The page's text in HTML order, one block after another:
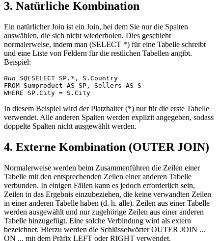
3. Natürliche Kombination
Ein natürlicher Join ist ein Join, bei dem Sie nur die Spalten
auswählen, die sich nicht wiederholen. Dies geschieht
normalerweise, indem man (SELECT *) für eine Tabelle schreibt
und eine Liste von Feldern für die restlichen Tabellen angibt.
Beispiel:
Run SQLSELECT SP.*, S.Country
FROM Sumproduct AS SP, Sellers AS S
In diesem Beispiel wird der Platzhalter (*) nur für die erste Tabelle
verwendet. Alle anderen Spalten werden explizit angegeben, sodass
doppelte Spalten nicht ausgewählt werden.
4. Externe Kombination (OUTER JOIN)
Normalerweise werden beim Zusammenführen die Zeilen einer
Tabelle mit den entsprechenden Zeilen einer anderen Tabelle
verbunden. In einigen Fällen kann es jedoch erforderlich sein,
Zeilen in das Ergebnis einzubeziehen, die keine verwandten Zeilen
in einer anderen Tabelle haben (d. h. alle). Zeilen aus einer Tabelle
werden ausgewählt und nur zugehörige Zeilen aus einer anderen
Tabelle hinzugefügt. Eine solche Verbindung wird als extern
bezeichnet. Hierzu werden die Schlüsselwörter OUTER JOIN ...
ON ... mit dem Präfix LEFT oder RIGHT verwendet.